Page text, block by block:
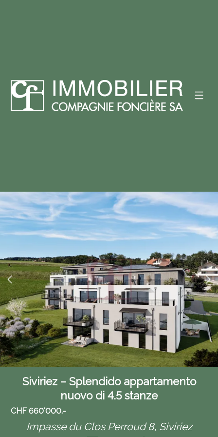
Siviriez – Splendido appartamento
nuovo di 4.5 stanze
CHF 660'000.-
Impasse du Clos Perroud 8, Siviriez